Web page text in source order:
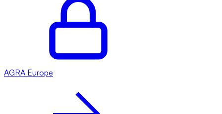
AGRA Europe